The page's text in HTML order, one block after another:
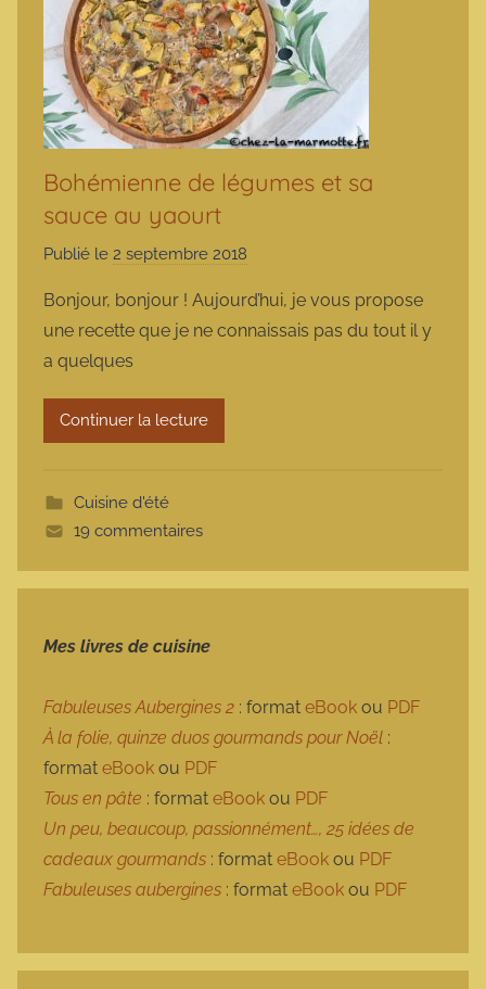
Bohémienne de légumes et sa
sauce au yaourt
Publié le 2 septembre 2018
r
m
Bonjour, bonjour ! Aujourd’hui, je vous propose
une recette que je ne connaissais pas du tout il y
a quelques
Continuer la lecture
Cuisine d'été
19 commentaires
Mes livres de cuisine
Fabuleuses Aubergines 2 : format eBook ou PDF
À la folie, quinze duos gourmands pour Noël :
format eBook ou PDF
Tous en pâte : format eBook ou PDF
Un peu, beaucoup, passionnément…, 25 idées de
cadeaux gourmands : format eBook ou PDF
Fabuleuses aubergines : format eBook ou PDF